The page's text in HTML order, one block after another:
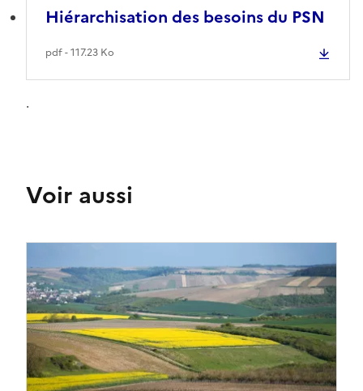
Hiérarchisation des besoins du PSN
pdf - 117.23 Ko
.
Voir aussi